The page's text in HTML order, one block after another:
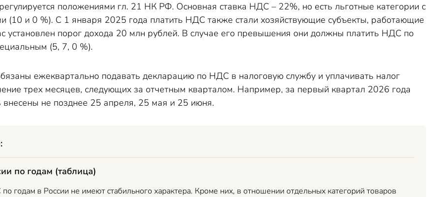
положениями гл. 21 НК РФ. Основная ставка НДС – 22%, но есть льготные категории с
(10 и 0 %). С 1 января 2025 года платить НДС также стали хозяйствующие субъекты, работающие
установлен порог дохода 20 млн рублей. В случае его превышения они должны платить НДС по
(5, 7, 0 %).
ежеквартально подавать декларацию по НДС в налоговую службу и уплачивать налог
трех месяцев, следующих за отчетным кварталом. Например, за первый квартал 2026 года
не позднее 25 апреля, 25 мая и 25 июня.
по годам (таблица)
годам в России не имеют стабильного характера. Кроме них, в отношении отдельных категорий товаров